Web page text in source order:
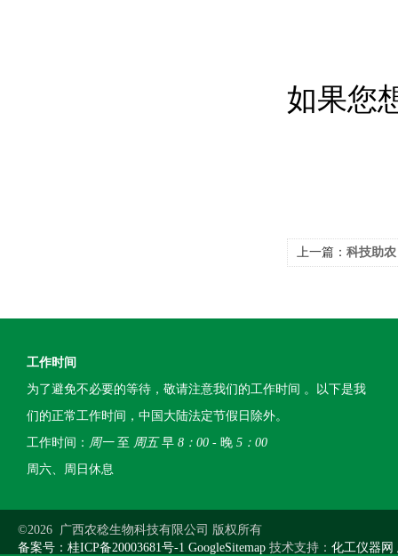
如果您
上一篇： 科技助
工作时间
为了避免不必要的等待，敬请注意我们的工作时间 。以下是我
们的正常工作时间，中国大陆法定节假日除外。
工作时间： 周一至 周五早 8：00 - 晚 5：00
周六、周日休息
©2026 广西农稔生物科技有限公司 版权所有
备案号：桂ICP备20003681号-1 GoogleSitemap 技术支持： 化工仪器网